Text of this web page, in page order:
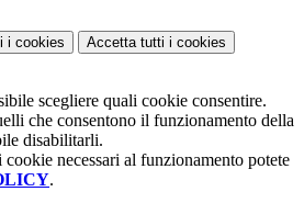
i cookies Accetta tutti i cookies
scegliere quali cookie consentire.
che consentono il funzionamento della
disabilitarli.
necessari al funzionamento potete
.